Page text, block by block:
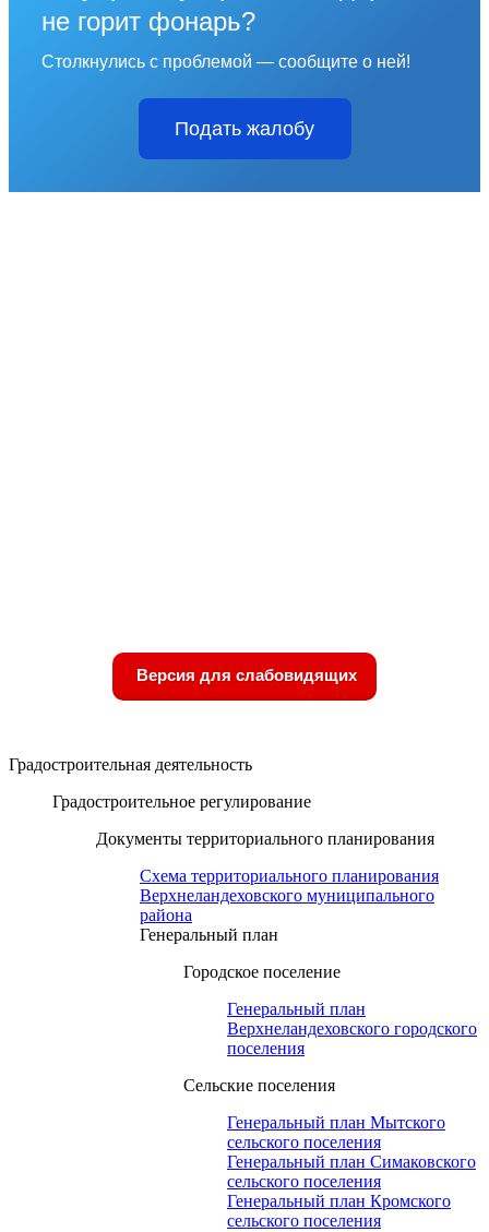
не горит фонарь?
Столкнулись с проблемой — сообщите о ней!
Подать жалобу
Версия для слабовидящих
Градостроительная деятельность
Градостроительное регулирование
Документы территориального планирования
Схема территориального планирования
Верхнеландеховского муниципального
района
Генеральный план
Городское поселение
Генеральный план
Верхнеландеховского городского
поселения
Сельские поселения
Генеральный план Мытского
сельского поселения
Генеральный план Симаковского
сельского поселения
Генеральный план Кромского
сельского поселения